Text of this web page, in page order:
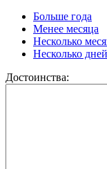
Больше года
Менее месяца
Несколько
Несколько дней
Достоинства: